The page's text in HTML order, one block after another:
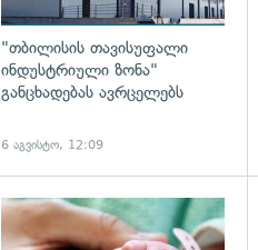
"თბილისის თავისუფალი
ინდუსტრიული ზონა"
განცხადებას ავრცელებს
6 აგვისტო, 12:09